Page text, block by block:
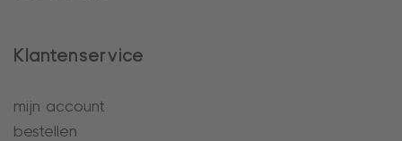
Klantenservice
mijn account
bestellen